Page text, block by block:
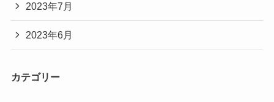
2023年7月
2023年6月
カテゴリー